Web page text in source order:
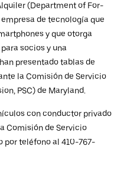
(Department of For-
de tecnología que
y que otorga
socios y una
han presentado tablas de
la Comisión de Servicio
PSC) de Maryland.
con conductor privado
Comisión de Servicio
por teléfono al 410-767-